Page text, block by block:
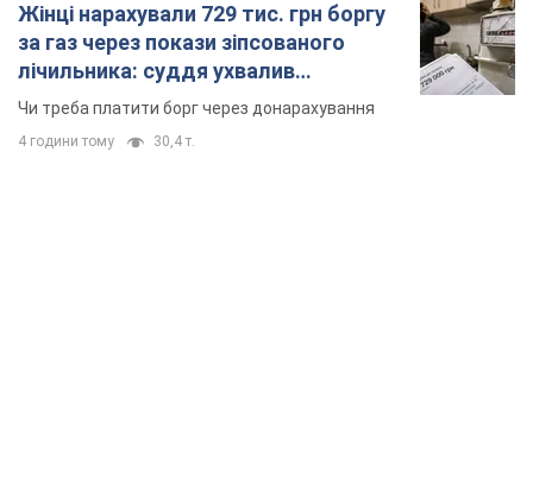
Жінці нарахували 729 тис. грн боргу
за газ через покази зіпсованого
лічильника: суддя ухвалив
неочікуване рішення
Чи треба платити борг через донарахування
4 години тому 30,4 т.